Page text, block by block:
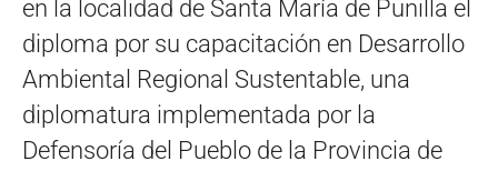
en la localidad de Santa María de Punilla el
diploma por su capacitación en Desarrollo
Ambiental Regional Sustentable, una
diplomatura implementada por la
Defensoría del Pueblo de la Provincia de